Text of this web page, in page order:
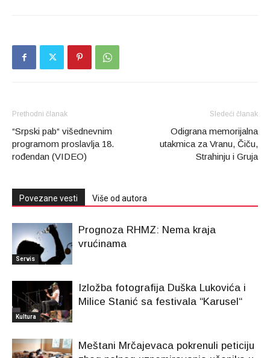
Prethodni članak
“Srpski pab“ višednevnim
programom proslavlja 18.
rođendan (VIDEO)
Sledeći članak
Odigrana memorijalna
utakmica za Vranu, Čiču,
Strahinju i Gruja
Povezane vesti Više od autora
Servis
Prognoza RHMZ: Nema kraja
vrućinama
Kultura
Izložba fotografija Duška Lukovića i
Milice Stanić sa festivala “Karusel“
Meštani Mrčajevaca pokrenuli peticiju